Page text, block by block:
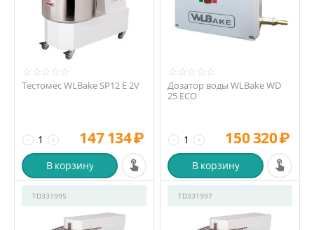
Тестомес WLBake SP12 E 2V
+
− 147 134₽
В корзину
Дозатор воды WLBake WD
25 ECO
+
− 150 320₽
В корзину
TD331995 TD331997